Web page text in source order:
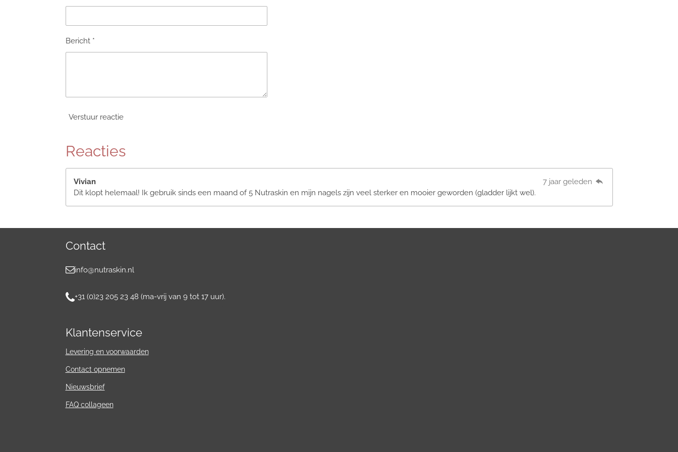
Bericht *
Verstuur reactie
Reacties
Vivian
7 jaar geleden
Dit klopt helemaal! Ik gebruik sinds een maand of 5 Nutraskin en mijn nagels zijn veel sterker en mooier geworden (gladder lijkt wel).
Contact
info@nutraskin.nl
+31 (0)23 205 23 48 (ma-vrij van 9 tot 17 uur).
Klantenservice
Levering en voorwaarden
Contact opnemen
Nieuwsbrief
FAQ collageen